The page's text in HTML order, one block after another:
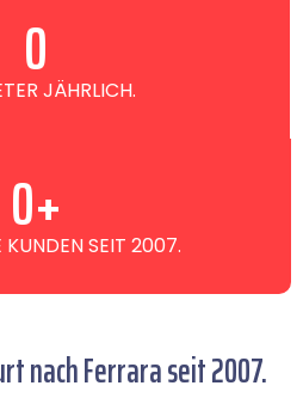
JÄHRLICH.
0
KUNDEN SEIT 2007.
0+
nach Ferrara seit 2007.